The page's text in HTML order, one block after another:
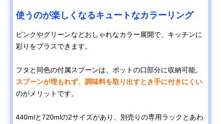
使うのが楽しくなるキュートなカラーリング
ピンクやグリーンなどおしゃれなカラー展開で、キッチンに
彩りをプラスできます。
フタと同色の付属スプーンは、ポットの口部分に収納可能。
スプーンが埋もれず、調味料を取り出すとき手に付きにくい
のがメリットです。
440mlと720mlの2サイズがあり、別売りの専用ラックとあわ